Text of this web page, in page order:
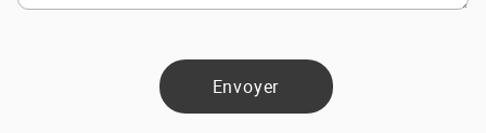
Envoyer